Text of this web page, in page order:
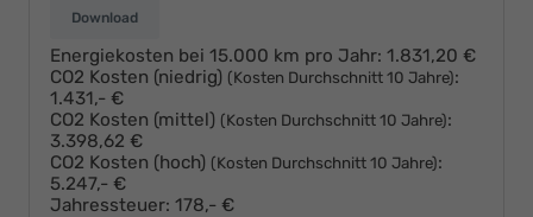
Download
Energiekosten bei 15.000 km pro Jahr: 1.831,20 €
CO2 Kosten (niedrig) (Kosten Durchschnitt 10 Jahre):
1.431,- €
CO2 Kosten (mittel) (Kosten Durchschnitt 10 Jahre):
3.398,62 €
CO2 Kosten (hoch) (Kosten Durchschnitt 10 Jahre):
5.247,- €
Jahressteuer: 178,- €